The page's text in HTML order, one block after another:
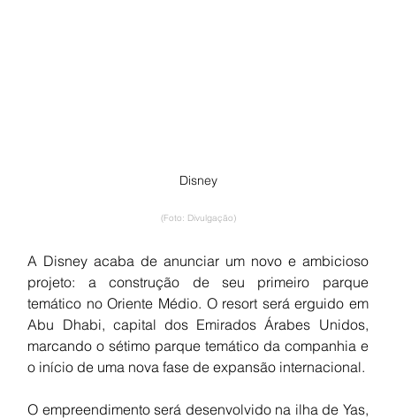
Disney
(Foto: Divulgação)
A Disney acaba de anunciar um novo e ambicioso
projeto: a construção de seu primeiro parque
temático no Oriente Médio. O resort será erguido em
Abu Dhabi, capital dos Emirados Árabes Unidos,
marcando o sétimo parque temático da companhia e
o início de uma nova fase de expansão internacional.
O empreendimento será desenvolvido na ilha de Yas,